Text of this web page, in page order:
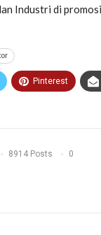
Industri di
Pinterest
8914 Posts 0